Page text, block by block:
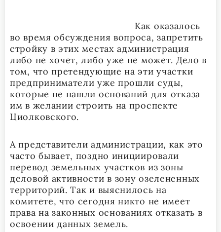
Как оказалось
во время обсуждения вопроса, запретить
стройку в этих местах администрация
либо не хочет, либо уже не может. Дело в
том, что претендующие на эти участки
предприниматели уже прошли суды,
которые не нашли оснований для отказа
им в желании строить на проспекте
Циолковского.
А представители администрации, как это
часто бывает, поздно инициировали
перевод земельных участков из зоны
деловой активности в зону озелененных
территорий. Так и выяснилось на
комитете, что сегодня никто не имеет
права на законных основаниях отказать в
освоении данных земель.